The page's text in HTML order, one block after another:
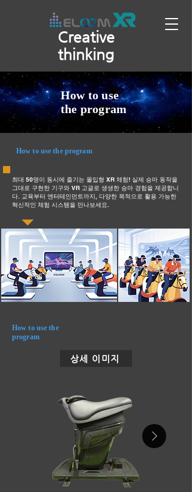
Creative
thinking
How to use
the program
How to use the program
최대 50명이 동시에 즐기는 몰입형 XR 체험! 실제 승마 동작을
그대로 구현한 기구와 VR 고글로 생생한 승마 경험을 제공합니
다. 교육부터 엔터테인먼트까지, 다양한 목적으로 활용 가능한
혁신적인 체험 시스템을 만나보세요.
How to use the
program
상세 이미지